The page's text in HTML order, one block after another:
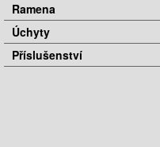
Ramena
Úchyty
Příslušenství